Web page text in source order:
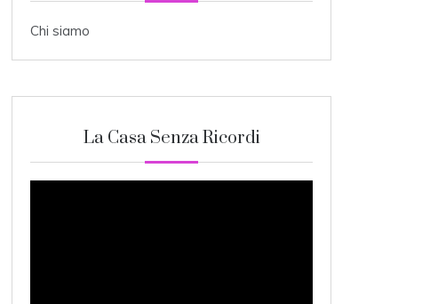
Chi siamo
La Casa Senza Ricordi